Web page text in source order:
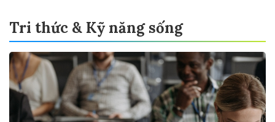
Tri thức & Kỹ năng sống